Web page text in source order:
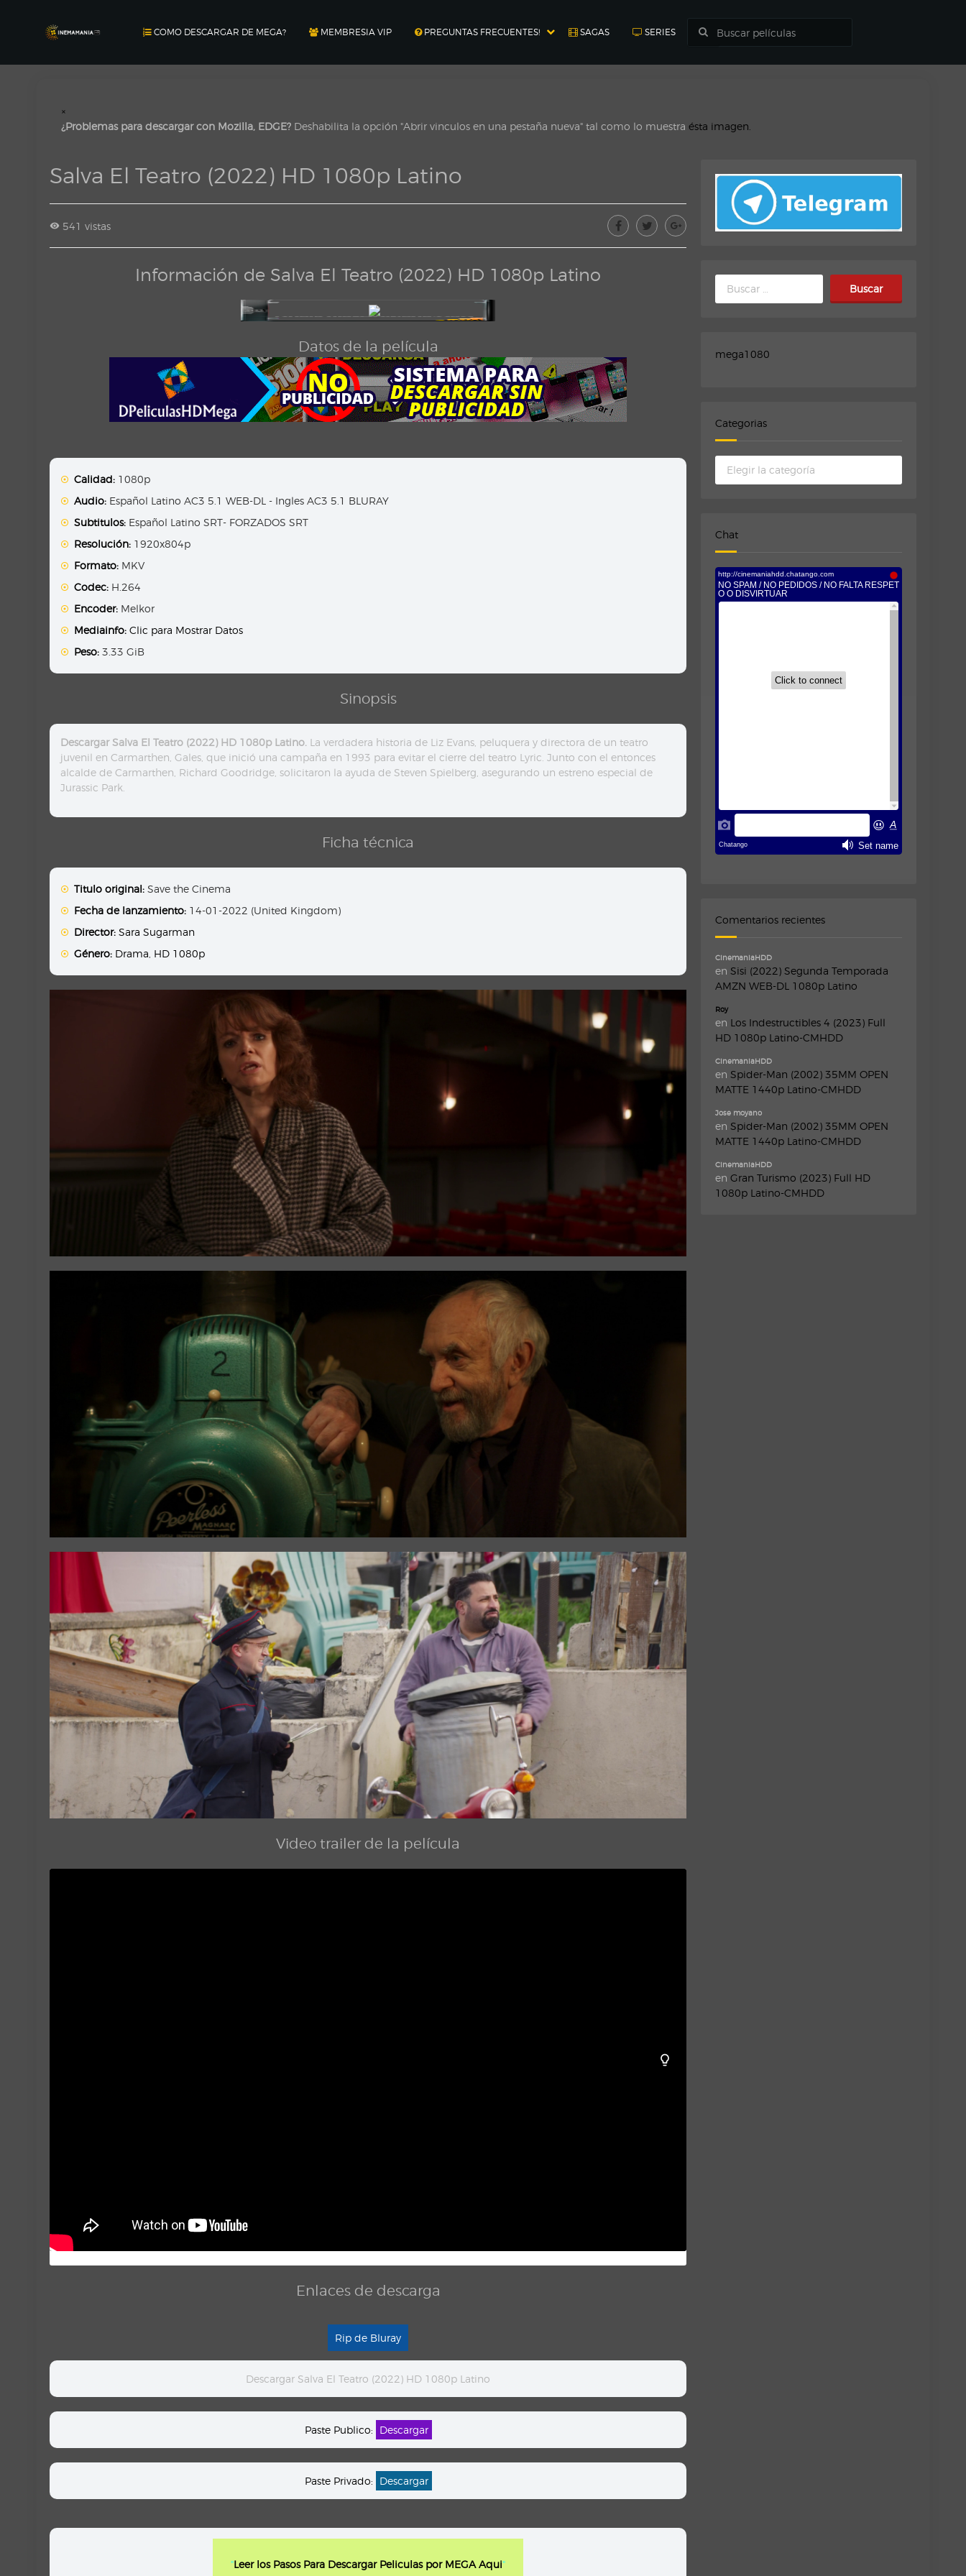
COMO DESCARGAR DE MEGA? MEMBRESIA VIP PREGUNTAS FRECUENTES! SAGAS SERIES
×
¿Problemas para descargar con Mozilla, EDGE? Deshabilita la opción "Abrir vinculos en una pestaña nueva" tal como lo muestra ésta imagen.
Salva El Teatro (2022) HD 1080p Latino
541 vistas
Información de Salva El Teatro (2022) HD 1080p Latino
Datos de la película
Calidad: 1080p
Audio: Español Latino AC3 5.1 WEB-DL - Ingles AC3 5.1 BLURAY
Subtitulos: Español Latino SRT- FORZADOS SRT
Resolución: 1920x804p
Formato: MKV
Codec: H.264
Encoder: Melkor
Mediainfo: Clic para Mostrar Datos
Peso: 3.33 GiB
Sinopsis
Descargar Salva El Teatro (2022) HD 1080p Latino. La verdadera historia de Liz Evans, peluquera y directora de un teatro
juvenil en Carmarthen, Gales, que inició una campaña en 1993 para evitar el cierre del teatro Lyric. Junto con el entonces
alcalde de Carmarthen, Richard Goodridge, solicitaron la ayuda de Steven Spielberg, asegurando un estreno especial de
Jurassic Park.
Ficha técnica
Titulo original: Save the Cinema
Fecha de lanzamiento: 14-01-2022 (United Kingdom)
Director: Sara Sugarman
Género: Drama HD 1080p
Video trailer de la película
Enlaces de descarga
Rip de Bluray
Descargar Salva El Teatro (2022) HD 1080p Latino
Paste Publico: Descargar
Paste Privado: Descargar
"Leer los Pasos Para Descargar Peliculas por MEGA Aqui"
Buscar:
mega1080
Categorias
Categorias
Chat
Comentarios recientes
CinemaniaHDD
en Sisi (2022) Segunda Temporada
AMZN WEB-DL 1080p Latino
Roy
en Los Indestructibles 4 (2023) Full
HD 1080p Latino-CMHDD
CinemaniaHDD
en Spider-Man (2002) 35MM OPEN
MATTE 1440p Latino-CMHDD
Jose moyano
en Spider-Man (2002) 35MM OPEN
MATTE 1440p Latino-CMHDD
CinemaniaHDD
en Gran Turismo (2023) Full HD
1080p Latino-CMHDD